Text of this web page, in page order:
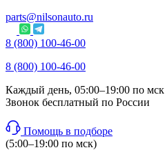
parts@nilsonauto.ru
8 (800) 100-46-00
8 (800) 100-46-00
Каждый день, 05:00–19:00 по мск
Звонок бесплатный по России
Помощь в подборе
(5:00–19:00 по мск)